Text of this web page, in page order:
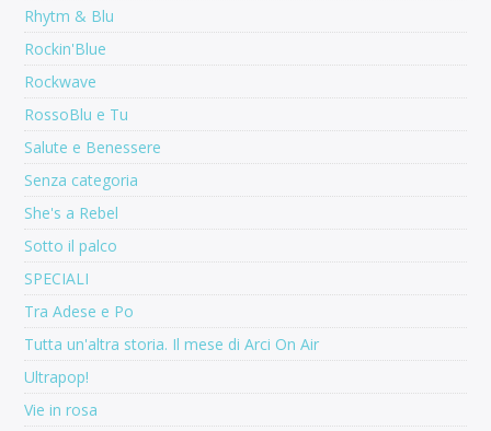
Rhytm & Blu
Rockin'Blue
Rockwave
RossoBlu e Tu
Salute e Benessere
Senza categoria
She's a Rebel
Sotto il palco
SPECIALI
Tra Adese e Po
Tutta un'altra storia. Il mese di Arci On Air
Ultrapop!
Vie in rosa